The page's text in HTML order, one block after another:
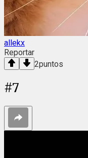
allekx
Reportar
2puntos
#7